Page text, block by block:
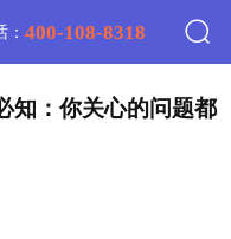
：400-108-8318
知：你关心的问题都